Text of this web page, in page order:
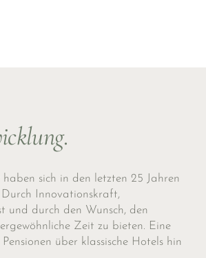
sich in den letzten 25 Jahren
Inno­vations­kraft,
und durch den Wunsch, den
Zeit zu bieten. Eine
über klassische Hotels hin